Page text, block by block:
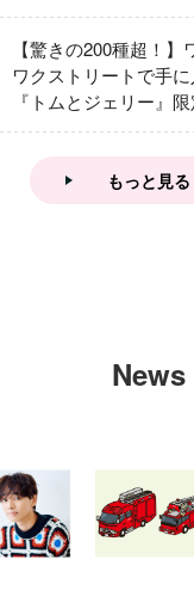
【驚きの200種超！】
ワクストリートで手に
『トムとジェリー』
ッズ特集
もっと見る
News